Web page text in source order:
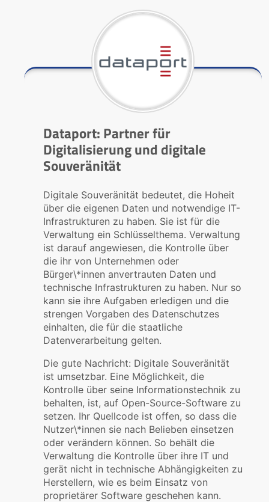
Dataport: Partner für
Digitalisierung und digitale
Souveränität
Digitale Souveränität bedeutet, die Hoheit
über die eigenen Daten und notwendige IT-
Infrastrukturen zu haben. Sie ist für die
Verwaltung ein Schlüsselthema. Verwaltung
ist darauf angewiesen, die Kontrolle über
die ihr von Unternehmen oder
Bürger\*innen anvertrauten Daten und
technische Infrastrukturen zu haben. Nur so
kann sie ihre Aufgaben erledigen und die
strengen Vorgaben des Datenschutzes
einhalten, die für die staatliche
Datenverarbeitung gelten.
Die gute Nachricht: Digitale Souveränität
ist umsetzbar. Eine Möglichkeit, die
Kontrolle über seine Informationstechnik zu
behalten, ist, auf Open-Source-Software zu
setzen. Ihr Quellcode ist offen, so dass die
Nutzer\*innen sie nach Belieben einsetzen
oder verändern können. So behält die
Verwaltung die Kontrolle über ihre IT und
gerät nicht in technische Abhängigkeiten zu
Herstellern, wie es beim Einsatz von
proprietärer Software geschehen kann.